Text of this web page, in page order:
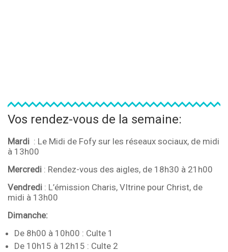
Vos rendez-vous de la semaine:
Mardi : Le Midi de Fofy sur les réseaux sociaux, de midi
à 13h00
Mercredi : Rendez-vous des aigles, de 18h30 à 21h00
Vendredi : L’émission Charis, VItrine pour Christ, de
midi à 13h00
Dimanche:
De 8h00 à 10h00 : Culte 1
De 10h15 à 12h15 : Culte 2